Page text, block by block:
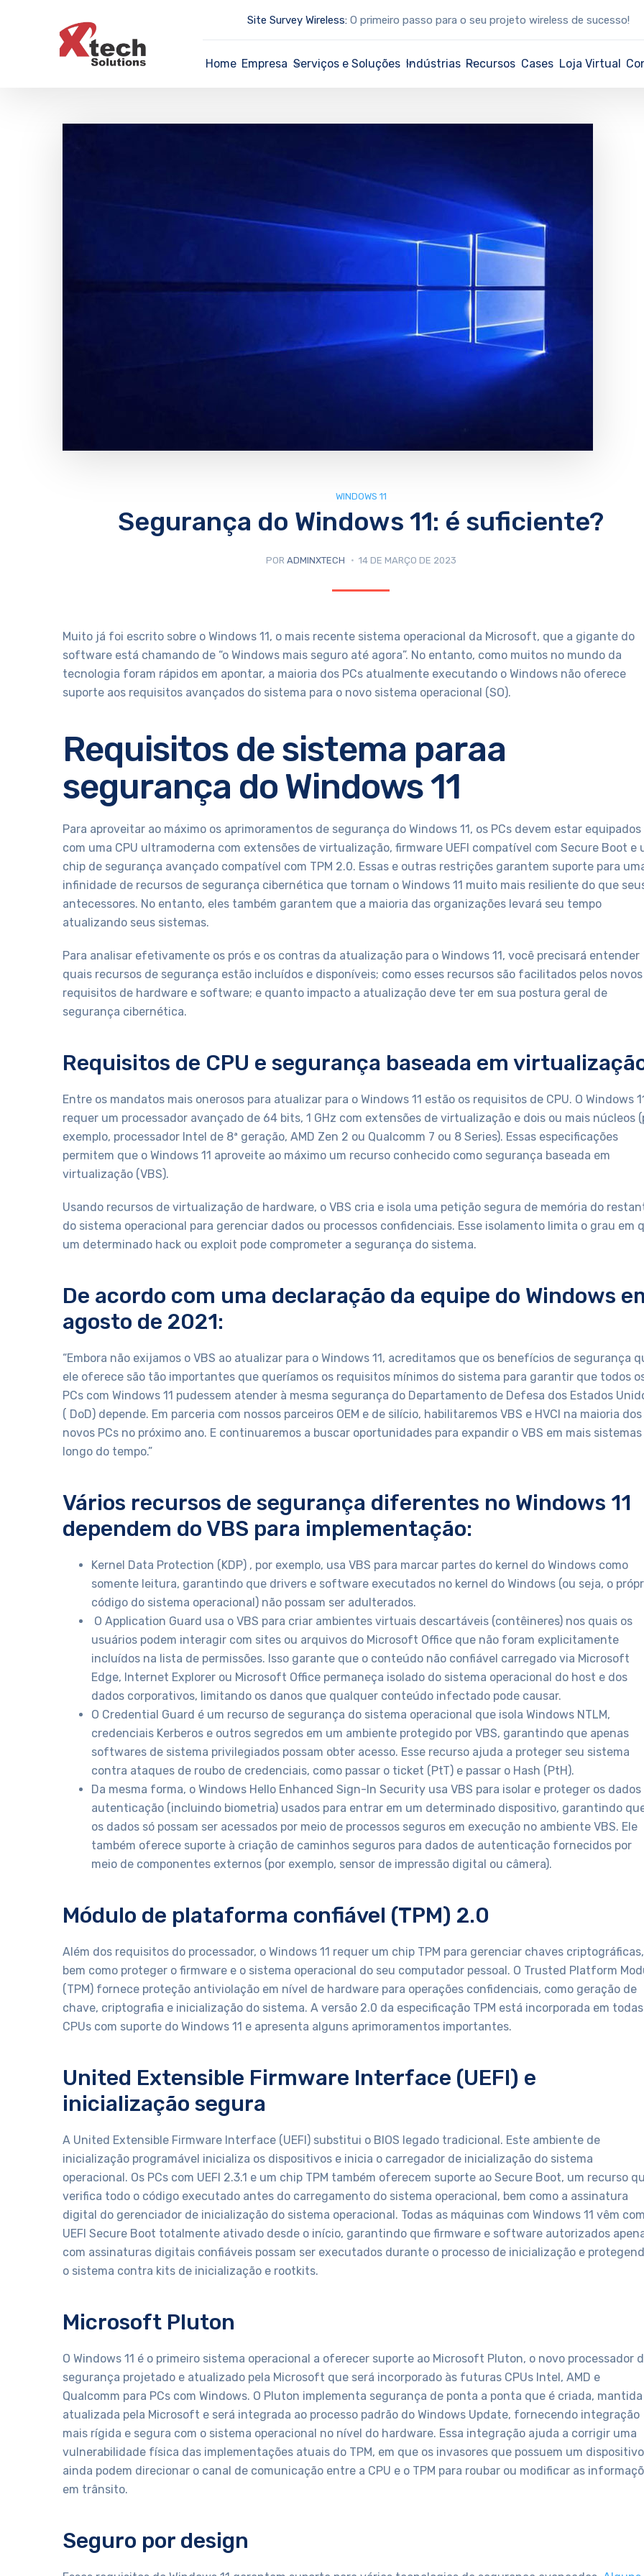
Site Survey Wireless:O primeiro passo para o seu projeto wireless de sucesso!
Home Empresa Serviços e Soluções Indústrias Recursos Cases Loja Virtual
WINDOWS 11
Segurança do Windows 11: é suficiente?
POR ADMINXTECH 14 DE MARÇO DE 2023
Muito já foi escrito sobre o Windows 11, o mais recente sistema operacional da Microsoft, que a gigante do
software está chamando de “o Windows mais seguro até agora”. No entanto, como muitos no mundo da
tecnologia foram rápidos em apontar, a maioria dos PCs atualmente executando o Windows não oferece
suporte aos requisitos avançados do sistema para o novo sistema operacional (SO).
Requisitos de sistema paraa
segurança do Windows 11
Para aproveitar ao máximo os aprimoramentos de segurança do Windows 11, os PCs devem estar equipados
com uma CPU ultramoderna com extensões de virtualização, firmware UEFI compatível com Secure Boot e
chip de segurança avançado compatível com TPM 2.0. Essas e outras restrições garantem suporte para
infinidade de recursos de segurança cibernética que tornam o Windows 11 muito mais resiliente do que
antecessores. No entanto, eles também garantem que a maioria das organizações levará seu tempo
atualizando seus sistemas.
Para analisar efetivamente os prós e os contras da atualização para o Windows 11, você precisará entender
quais recursos de segurança estão incluídos e disponíveis; como esses recursos são facilitados pelos novos
requisitos de hardware e software; e quanto impacto a atualização deve ter em sua postura geral de
segurança cibernética.
Requisitos de CPU e segurança baseada em
Entre os mandatos mais onerosos para atualizar para o Windows 11 estão os requisitos de CPU. O Windows
requer um processador avançado de 64 bits, 1 GHz com extensões de virtualização e dois ou mais núcleos
exemplo, processador Intel de 8ª geração, AMD Zen 2 ou Qualcomm 7 ou 8 Series). Essas especificações
permitem que o Windows 11 aproveite ao máximo um recurso conhecido como segurança baseada em
virtualização (VBS).
Usando recursos de virtualização de hardware, o VBS cria e isola uma petição segura de memória do
do sistema operacional para gerenciar dados ou processos confidenciais. Esse isolamento limita o grau em
um determinado hack ou exploit pode comprometer a segurança do sistema.
De acordo com uma declaração da equipe do Windows
agosto de 2021:
“Embora não exijamos o VBS ao atualizar para o Windows 11, acreditamos que os benefícios de segurança
ele oferece são tão importantes que queríamos os requisitos mínimos do sistema para garantir que todos
PCs com Windows 11 pudessem atender à mesma segurança do Departamento de Defesa dos Estados
( DoD) depende. Em parceria com nossos parceiros OEM e de silício, habilitaremos VBS e HVCI na maioria dos
novos PCs no próximo ano. E continuaremos a buscar oportunidades para expandir o VBS em mais sistemas
longo do tempo.”
Vários recursos de segurança diferentes no Windows 11
dependem do VBS para implementação:
Kernel Data Protection (KDP) , por exemplo, usa VBS para marcar partes do kernel do Windows como
somente leitura, garantindo que drivers e software executados no kernel do Windows (ou seja, o
código do sistema operacional) não possam ser adulterados.
O Application Guard usa o VBS para criar ambientes virtuais descartáveis ​​(contêineres) nos quais os
usuários podem interagir com sites ou arquivos do Microsoft Office que não foram explicitamente
incluídos na lista de permissões. Isso garante que o conteúdo não confiável carregado via Microsoft
Edge, Internet Explorer ou Microsoft Office permaneça isolado do sistema operacional do host e dos
dados corporativos, limitando os danos que qualquer conteúdo infectado pode causar.
O Credential Guard é um recurso de segurança do sistema operacional que isola Windows NTLM,
credenciais Kerberos e outros segredos em um ambiente protegido por VBS, garantindo que apenas
softwares de sistema privilegiados possam obter acesso. Esse recurso ajuda a proteger seu sistema
contra ataques de roubo de credenciais, como passar o ticket (PtT) e passar o Hash (PtH).
Da mesma forma, o Windows Hello Enhanced Sign-In Security usa VBS para isolar e proteger os dados
autenticação (incluindo biometria) usados ​​para entrar em um determinado dispositivo, garantindo
os dados só possam ser acessados ​​por meio de processos seguros em execução no ambiente VBS. Ele
também oferece suporte à criação de caminhos seguros para dados de autenticação fornecidos por
meio de componentes externos (por exemplo, sensor de impressão digital ou câmera).
Módulo de plataforma confiável (TPM) 2.0
Além dos requisitos do processador, o Windows 11 requer um chip TPM para gerenciar chaves criptográficas,
bem como proteger o firmware e o sistema operacional do seu computador pessoal. O Trusted Platform
(TPM) fornece proteção antiviolação em nível de hardware para operações confidenciais, como geração de
chave, criptografia e inicialização do sistema. A versão 2.0 da especificação TPM está incorporada em
CPUs com suporte do Windows 11 e apresenta alguns aprimoramentos importantes.
United Extensible Firmware Interface (UEFI) e
inicialização segura
A United Extensible Firmware Interface (UEFI) substitui o BIOS legado tradicional. Este ambiente de
inicialização programável inicializa os dispositivos e inicia o carregador de inicialização do sistema
operacional. Os PCs com UEFI 2.3.1 e um chip TPM também oferecem suporte ao Secure Boot, um recurso
verifica todo o código executado antes do carregamento do sistema operacional, bem como a assinatura
digital do gerenciador de inicialização do sistema operacional. Todas as máquinas com Windows 11 vêm
UEFI Secure Boot totalmente ativado desde o início, garantindo que firmware e software autorizados
com assinaturas digitais confiáveis ​​possam ser executados durante o processo de inicialização e
o sistema contra kits de inicialização e rootkits.
Microsoft Pluton
O Windows 11 é o primeiro sistema operacional a oferecer suporte ao Microsoft Pluton, o novo processador
segurança projetado e atualizado pela Microsoft que será incorporado às futuras CPUs Intel, AMD e
Qualcomm para PCs com Windows. O Pluton implementa segurança de ponta a ponta que é criada,
atualizada pela Microsoft e será integrada ao processo padrão do Windows Update, fornecendo integração
mais rígida e segura com o sistema operacional no nível do hardware. Essa integração ajuda a corrigir uma
vulnerabilidade física das implementações atuais do TPM, em que os invasores que possuem um dispositivo
ainda podem direcionar o canal de comunicação entre a CPU e o TPM para roubar ou modificar as
em trânsito.
Seguro por design